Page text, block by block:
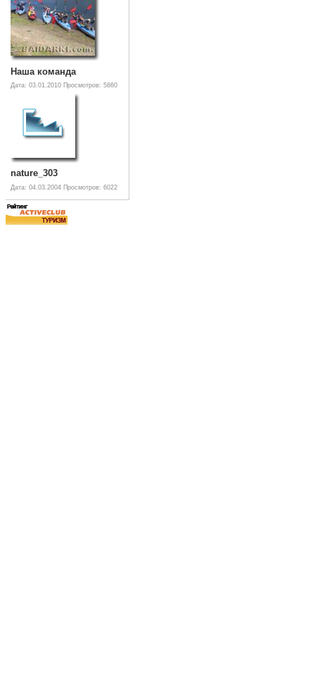
Наша команда
Дата: 03.01.2010 Просмотров: 5860
nature_303
Дата: 04.03.2004 Просмотров: 6022